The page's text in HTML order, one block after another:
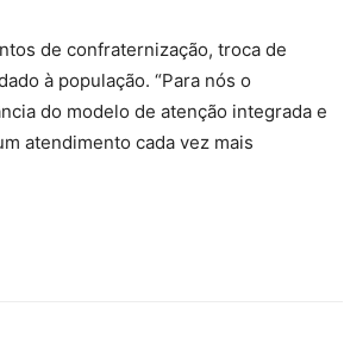
de confraternização, troca de
à população. “Para nós o
do modelo de atenção integrada e
atendimento cada vez mais